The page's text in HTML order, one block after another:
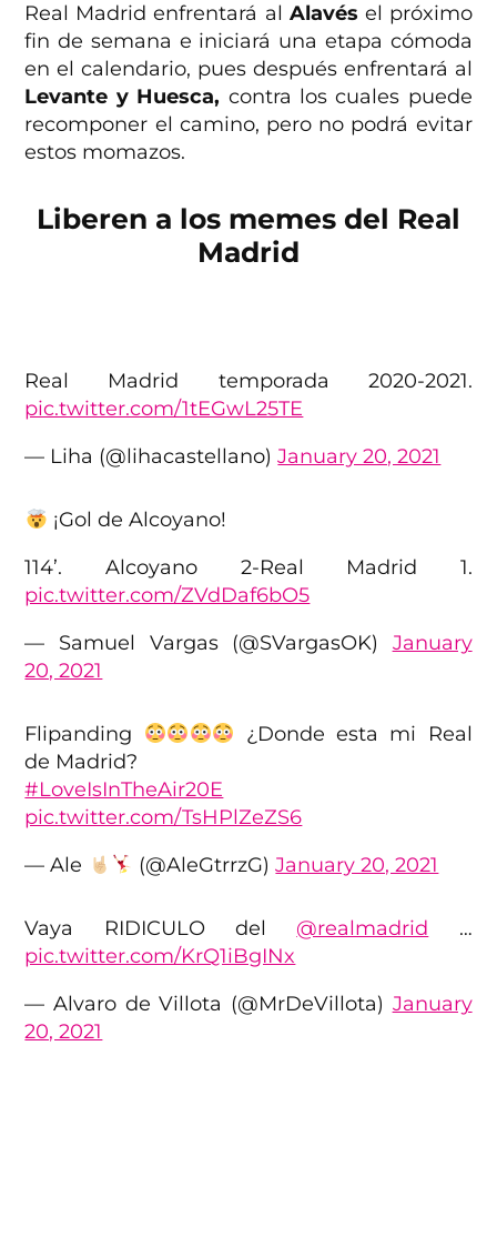
Real Madrid enfrentará al Alavés el próximo
fin de semana e iniciará una etapa cómoda
en el calendario, pues después enfrentará al
Levante y Huesca, contra los cuales puede
recomponer el camino, pero no podrá evitar
estos momazos.
Liberen a los memes del Real
Madrid
Real Madrid temporada 2020-2021.
pic.twitter.com/1tEGwL25TE
— Liha (@lihacastellano)January 20, 2021
¡Gol de Alcoyano!
114’. Alcoyano 2-Real Madrid 1.
pic.twitter.com/ZVdDaf6bO5
— Samuel Vargas (@SVargasOK) January
20, 2021
Flipanding
¿Donde esta mi Real
de Madrid?
#LoveIsInTheAir20E
pic.twitter.com/TsHPlZeZS6
— Ale
(@AleGtrrzG)January 20, 2021
Vaya RIDICULO del @realmadrid …
pic.twitter.com/KrQ1iBgINx
— Alvaro de Villota (@MrDeVillota) January
20, 2021